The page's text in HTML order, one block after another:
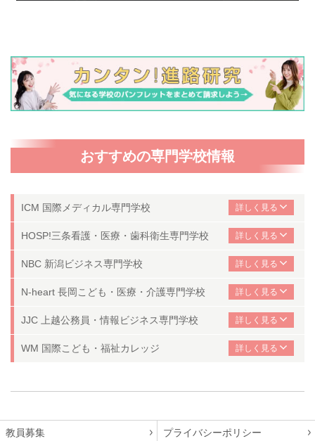
おすすめの専門学校情報
ICM 国際メディカル専門学校
HOSP!三条看護・医療・歯科衛生専門学校
NBC 新潟ビジネス専門学校
N-heart 長岡こども・医療・介護専門学校
JJC 上越公務員・情報ビジネス専門学校
WM 国際こども・福祉カレッジ
教員募集 プライバシーポリシー